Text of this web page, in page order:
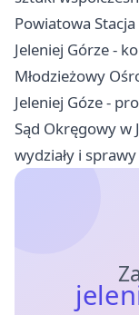
Powiatowa
Jeleniej Górze -
Młodzieżowy
Jeleniej Góze -
Sąd Okręgowy w
wydziały i